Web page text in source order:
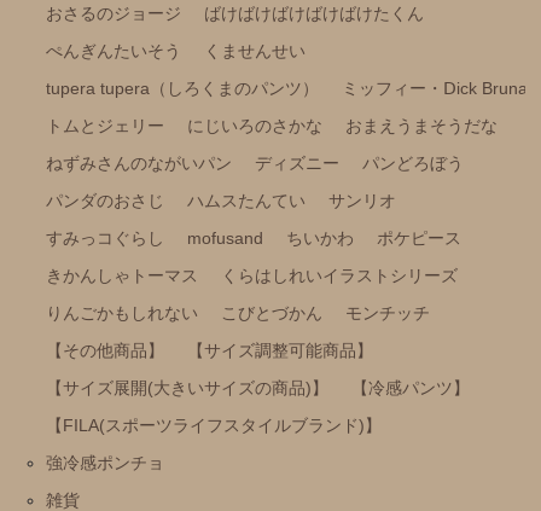
【サイズ調整可能商品】
【FILA(スポーツライフスタイルブランド)】
強冷感ポンチョ
雑貨
ブロックカレンダー
おかおきんちゃく
Baby Set (ビブとソックスのパッケージセット）
おさるのジョージ
ばけばけばけばけばけたくん
ぺんぎんたいそう
くませんせい
tupera tupera（しろくまのパンツ）
ミッフィー・Ⅾick Bruna
トムとジェリー
にじいろのさかな
おまえうまそうだな
ねずみさんのながいパン
ディズニー
パンどろぼう
パンダのおさじ
ハムスたんてい
サンリオ
すみっコぐらし
mofusand ちいかわ
ポケピース
きかんしゃトーマス
くらはしれいイラストシリーズ
りんごかもしれない
こびとづかん
モンチッチ
【その他商品】
【サイズ調整可能商品】
【サイズ展開(大きいサイズの商品)】
【冷感パンツ】
【FILA(スポーツライフスタイルブランド)】
強冷感ポンチョ
雑貨